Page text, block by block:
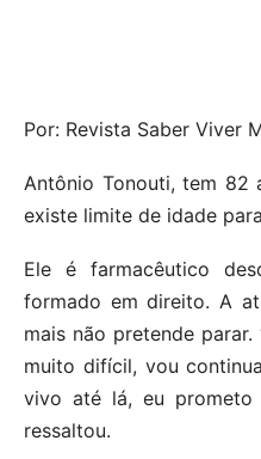
Por: Revista Saber Viver
Antônio Tonouti, tem 82
existe limite de idade
Ele é farmacêutico
formado em direito. A
mais não pretende parar.
muito difícil, vou
vivo até lá, eu prometo
ressaltou.